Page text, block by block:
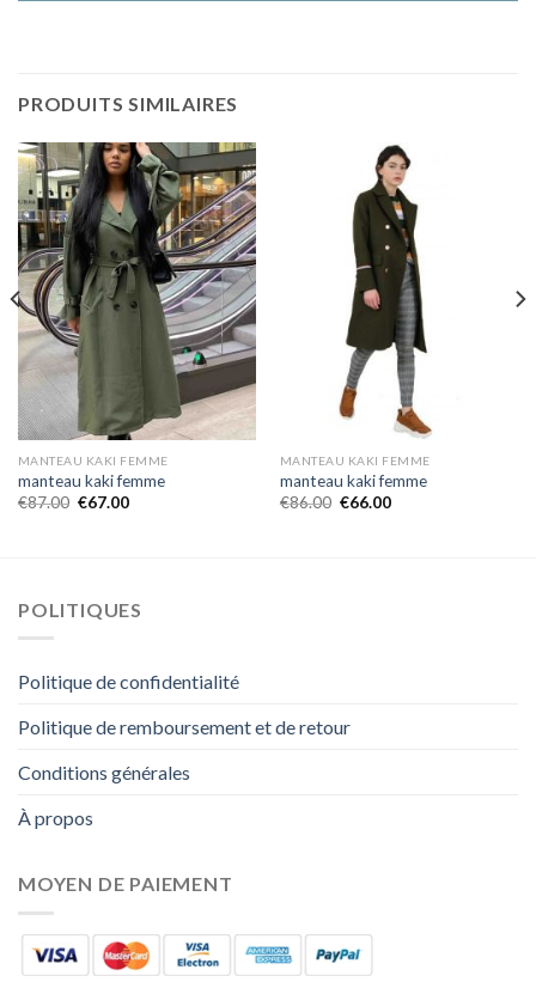
PRODUITS SIMILAIRES
MANTEAU KAKI FEMME
manteau kaki femme
€87.00 €67.00
MANTEAU KAKI FEMME
manteau kaki femme
€86.00 €66.00
POLITIQUES
Politique de confidentialité
Politique de remboursement et de retour
Conditions générales
À propos
MOYEN DE PAIEMENT